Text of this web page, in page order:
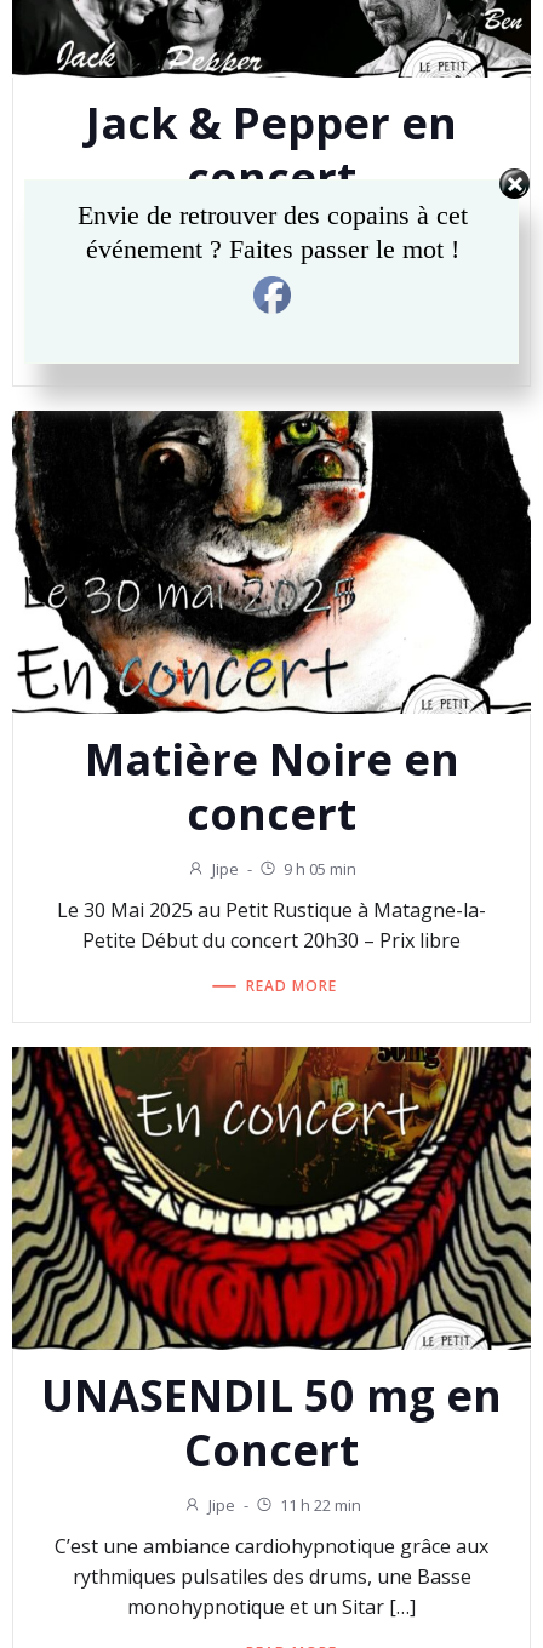
Jack & Pepper en
concert
9 h 22 min
Vendredi 13 Juin 2025 à 20h30 Au Petit Rustique à
Matagne-la-Petite Prix libre
Matière Noire en
concert
Jipe - 9 h 05 min
Le 30 Mai 2025 au Petit Rustique à Matagne-la-
Petite Début du concert 20h30 – Prix libre
READ MORE
UNASENDIL 50 mg en
Concert
Jipe - 11 h 22 min
C’est une ambiance cardiohypnotique grâce aux
rythmiques pulsatiles des drums, une Basse
monohypnotique et un Sitar […]
Envie de retrouver des copains à cet
événement ? Faites passer le mot !